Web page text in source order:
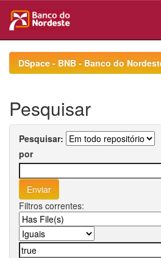
navigationDSpace - BNB - Banco do
Pesquisar
Pesquisar:
por
Filtros correntes: